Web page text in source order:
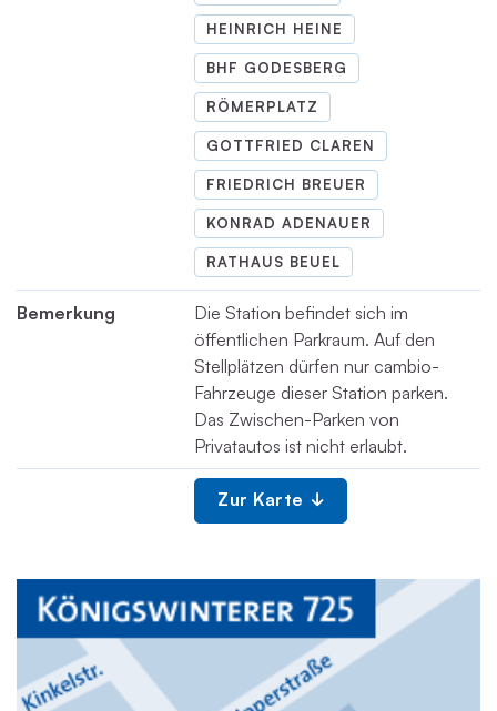
HEINRICH HEINE
BHF GODESBERG
RÖMERPLATZ
GOTTFRIED CLAREN
FRIEDRICH BREUER
KONRAD ADENAUER
RATHAUS BEUEL
Bemerkung
Die Station befindet sich im
öffentlichen Parkraum. Auf den
Stellplätzen dürfen nur cambio-
Fahrzeuge dieser Station parken.
Das Zwischen-Parken von
Privatautos ist nicht erlaubt.
Zur Karte